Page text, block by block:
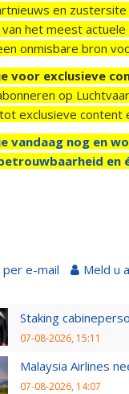
en
het meest
onmisbare bron
voor exclusieve
op
exclusieve content
vandaag nog en
en
e-mail Meld u
Staking
07-08-2026, 15:11
Malaysia Airlines
07-08-2026, 14:07